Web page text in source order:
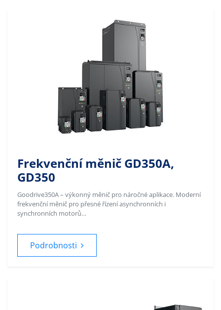
Frekvenční měnič GD350A,
GD350
Goodrive350A – výkonný měnič pro náročné aplikace. Moderní
frekvenční měnič pro přesné řízení asynchronních i
synchronních motorů…
Podrobnosti